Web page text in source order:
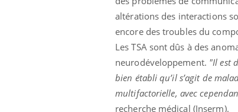
altérations des interactions
encore des troubles du
Les TSA sont dûs à des
neurodéveloppement. "Il est
bien établi qu’il s’agit de
multifactorielle, avec
recherche médical (Inserm).